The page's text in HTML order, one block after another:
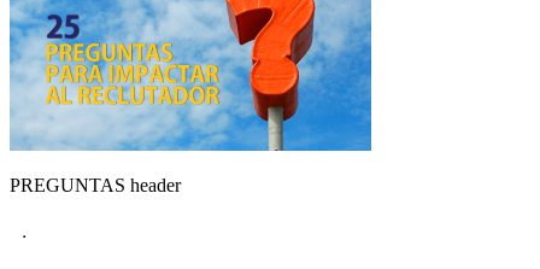
PREGUNTAS header
.